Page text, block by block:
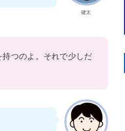
健太
つのよ。それで少しだ